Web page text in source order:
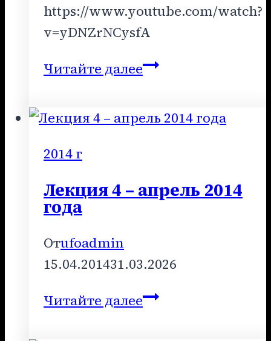
https://www.youtube.com/watch?
v=yDNZrNCysfA
Читайте далееЛекция
апрель
2014 г
Лекция 4 – апрель 2014
года
Отufoadmin
15.04.201431.03.2026
Читайте далееЛекция